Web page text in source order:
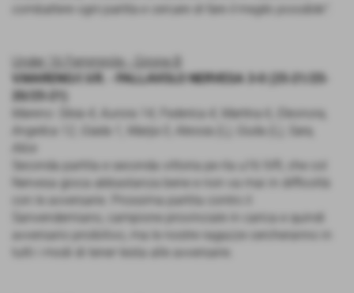
combattere ogni partita e cercare di fare il meglio possibile".
Under 16 Femminile - Girone B
V.MARENO/I.V.R. - PALLAVOLO NERVESA 3-0 (25-21/25-
20/25-21)
Mareno: Silvia 4, Aurora 14, Federica 4, Martina 6, Eleonora,
Angelica 12, Giada 1, Marija 0, Alessia (L), Giulia (L), Sara,
Seconda partita e seconda vittoria pe rla u16 IVR, che col
Nervesa gioca abbastanza bene e non va mai in difficoltà
con le avversarie. Prossima partita contro il
Sanvendemiano, campione provinciale in carica e quindi
avversario proibitivo, ma le nostre ragazze cercheranno in
tutti i modi di tener testa alle avversarie.